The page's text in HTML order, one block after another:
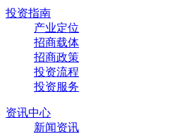
投资指南
产业定位
招商载体
招商政策
投资流程
投资服务
资讯中心
新闻资讯